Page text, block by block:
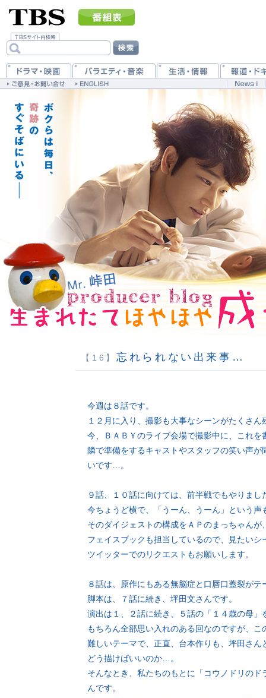
【16】 忘れられない出来事…
今週は８話です。
１２月に入り、撮影も大事なシーンがたくさ
今、ＢＡＢＹのライブ会場で撮影中に、これを
隣で準備をするキャストやスタッフの笑い声
いです…。
９話、１０話に向けては、前半戦でもやりま
今ちょうど横で、「うーん、うーん」という声
そのダイジェストの構成をＡＰのまっちゃんが
フェイスブックも担当しているので、見たい
ツイッターでのリクエストもお願いします。
８話は、原作にもある無脳症と口唇口蓋裂がテ
脚本は、７話に続き、坪田文さんです。
演出は１、２話に続き、５話の「１４歳の母
もちろん全部思い入れのある回なのですが、
難しいテーマで、正直、台本作りも、坪田さ
どう描けばいいのか…。
そんなとき、私たちのもとに「コウノドリの
んです。